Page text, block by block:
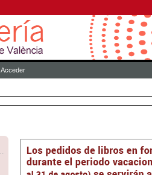
Acceder